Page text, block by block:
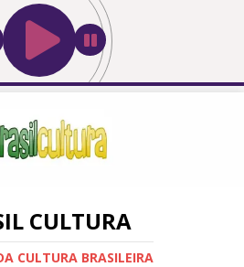
CULTURA
CULTURA BRASILEIRA